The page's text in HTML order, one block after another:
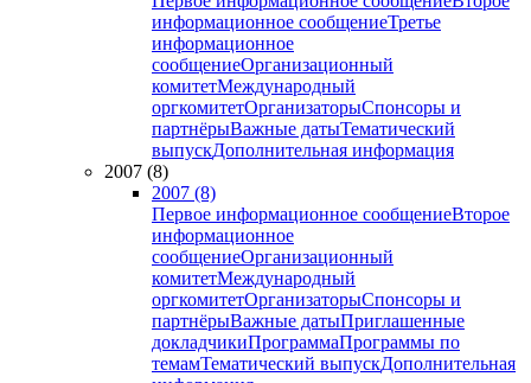
информационное сообщениеТретье
информационное
сообщениеОрганизационный
комитетМеждународный
оргкомитетОрганизаторыСпонсоры и
партнёрыВажные датыТематический
выпускДополнительная информация
2007 (8)
2007 (8)
Первое информационное сообщениеВторое
информационное
сообщениеОрганизационный
комитетМеждународный
оргкомитетОрганизаторыСпонсоры и
партнёрыВажные датыПриглашенные
докладчикиПрограммаПрограммы по
темамТематический выпускДополнительная